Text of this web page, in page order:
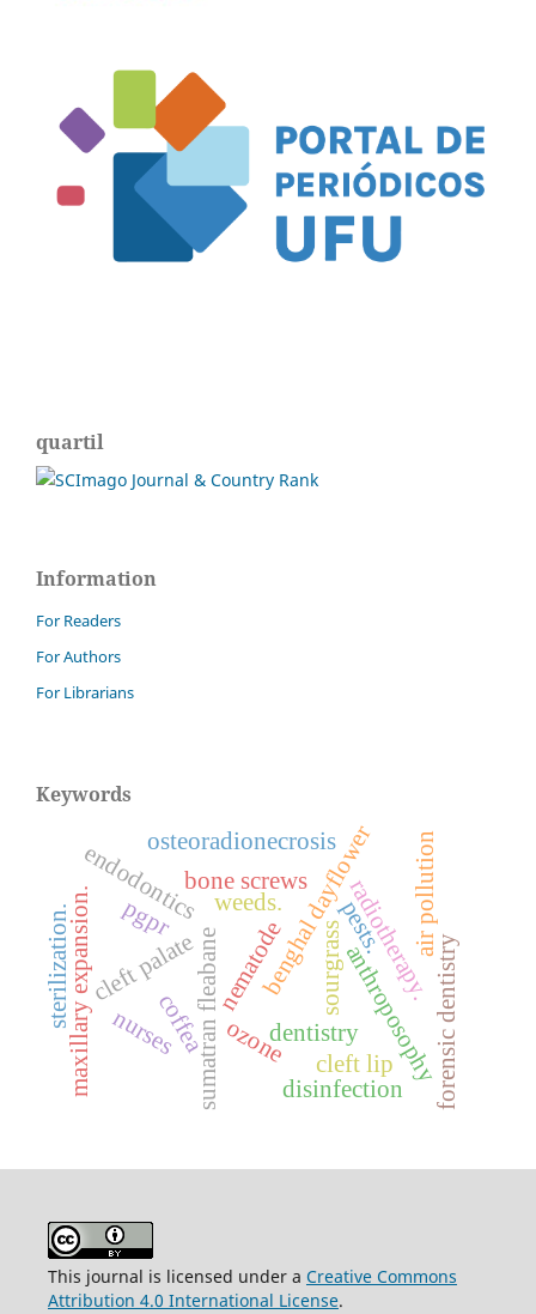
quartil
Information
For Readers
For Authors
For Librarians
Keywords
benghal dayflower
sourgrass
sumatran fleabane
weeds.
anthroposophy
dentistry forensic dentistry
bone screws
cleft lip
cleft palate
maxillary expansion.
osteoradionecrosis
ozone
radiotherapy.
coffea
nematode pests.
disinfection
endodontics
sterilization.
nurses
air pollution
pgpr
This journal is licensed under a Creative Commons
Attribution 4.0 International License.